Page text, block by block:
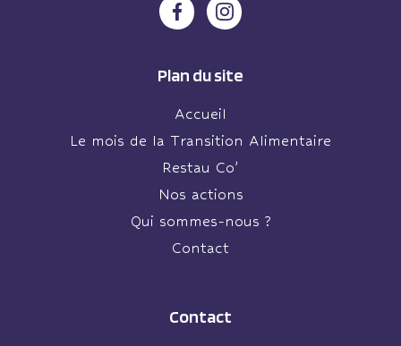
Plan du site
Accueil
Le mois de la Transition Alimentaire
Restau Co’
Nos actions
Qui sommes-nous ?
Contact
Contact